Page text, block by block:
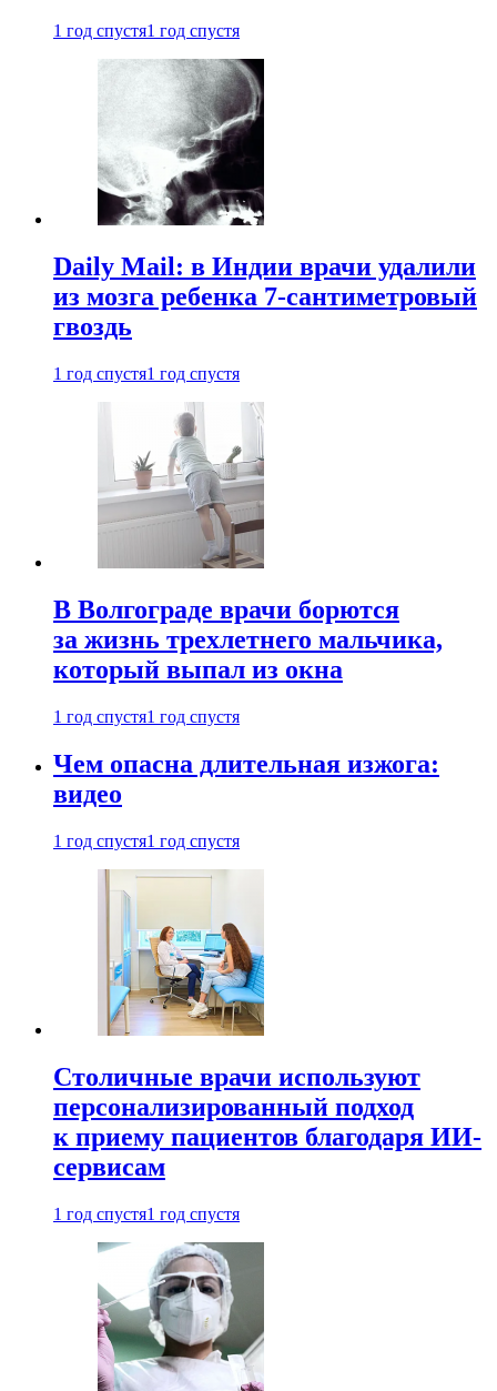
1 год спустя1 год спустя
Daily Mail: в Индии врачи удалили
из мозга ребенка 7-сантиметровый
гвоздь
1 год спустя1 год спустя
В Волгограде врачи борются
за жизнь трехлетнего мальчика,
который выпал из окна
1 год спустя1 год спустя
Чем опасна длительная изжога:
видео
1 год спустя1 год спустя
Столичные врачи используют
персонализированный подход
к приему пациентов благодаря ИИ-
сервисам
1 год спустя1 год спустя